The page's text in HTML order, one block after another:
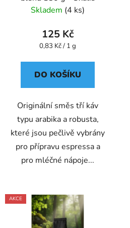
Skladem (4 ks)
125 Kč
Měrná
0,83 Kč / 1 g
DO KOŠÍKU
Originální směs tří káv
typu arabika a robusta,
které jsou pečlivě vybrány
pro přípravu espressa a
pro mléčné nápoje...
AKCE